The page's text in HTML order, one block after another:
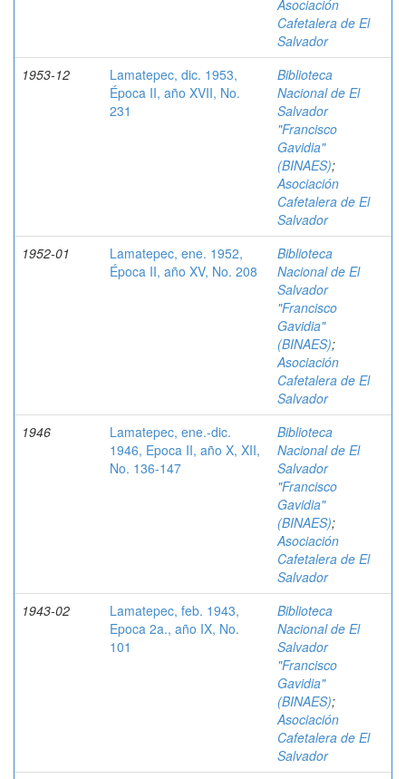
Asociación
Cafetalera de El
Salvador
1953-12
Lamatepec, dic. 1953,
Época II, año XVII, No.
231
Biblioteca
Nacional de El
Salvador
"Francisco
Gavidia"
(BINAES);
Asociación
Cafetalera de El
Salvador
1952-01
Lamatepec, ene. 1952,
Época II, año XV, No. 208
Biblioteca
Nacional de El
Salvador
"Francisco
Gavidia"
(BINAES);
Asociación
Cafetalera de El
Salvador
1946
Lamatepec, ene.-dic.
1946, Epoca II, año X, XII,
No. 136-147
Biblioteca
Nacional de El
Salvador
"Francisco
Gavidia"
(BINAES);
Asociación
Cafetalera de El
Salvador
1943-02
Lamatepec, feb. 1943,
Epoca 2a., año IX, No.
101
Biblioteca
Nacional de El
Salvador
"Francisco
Gavidia"
(BINAES);
Asociación
Cafetalera de El
Salvador